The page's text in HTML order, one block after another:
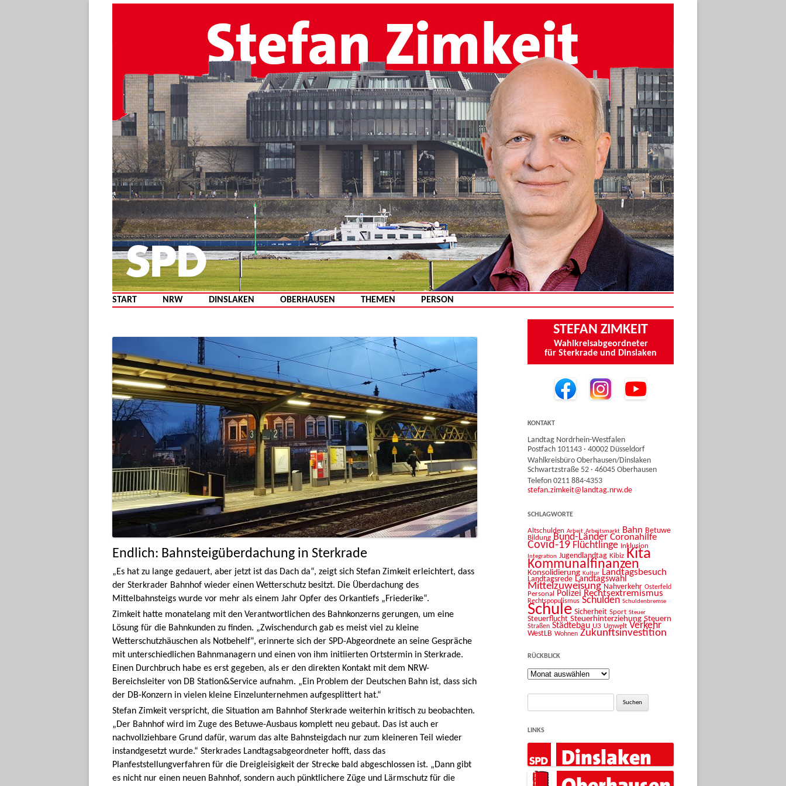
Zum Inhalt springen
START NRW DINSLAKEN OBERHAUSEN THEMEN PERSON
Endlich: Bahnsteigüberdachung in Sterkrade
„Es hat zu lange gedauert, aber jetzt ist das Dach da“, zeigt sich Stefan Zimkeit erleichtert, dass
der Sterkrader Bahnhof wieder einen Wetterschutz besitzt. Die Überdachung des
Mittelbahnsteigs wurde vor mehr als einem Jahr Opfer des Orkantiefs „Friederike“.
Zimkeit hatte monatelang mit den Verantwortlichen des Bahnkonzerns gerungen, um eine
Lösung für die Bahnkunden zu finden. „Zwischendurch gab es meist viel zu kleine
Wetterschutzhäuschen als Notbehelf“, erinnerte sich der SPD-Abgeordnete an seine Gespräche
mit unterschiedlichen Bahnmanagern und einen von ihm initiierten Ortstermin in Sterkrade.
Einen Durchbruch habe es erst gegeben, als er den direkten Kontakt mit dem NRW-
Bereichsleiter von DB Station&Service aufnahm. „Ein Problem der Deutschen Bahn ist, dass sich
der DB-Konzern in vielen kleine Einzelunternehmen aufgesplittert hat.“
Stefan Zimkeit verspricht, die Situation am Bahnhof Sterkrade weiterhin kritisch zu beobachten.
„Der Bahnhof wird im Zuge des Betuwe-Ausbaus komplett neu gebaut. Das ist auch er
nachvollziehbare Grund dafür, warum das alte Bahnsteigdach nur zum kleineren Teil wieder
instandgesetzt wurde.“ Sterkrades Landtagsabgeordneter hofft, dass das
Planfeststellungverfahren für die Dreigleisigkeit der Strecke bald abgeschlossen ist. „Dann gibt
es nicht nur einen neuen Bahnhof, sondern auch pünktlichere Züge und Lärmschutz für die
STEFAN ZIMKEIT
Wahlkreisabgeordneter
für Sterkrade und Dinslaken
KONTAKT
Landtag Nordrhein-Westfalen
Postfach 101143 · 40002 Düsseldorf
Wahlkreisbüro Oberhausen/Dinslaken
Schwartzstraße 52 · 46045 Oberhausen
Telefon 0211 884-4353
stefan.zimkeit@landtag.nrw.de
SCHLAGWORTE
Altschulden Arbeit Arbeitsmarkt Bahn Betuwe
Bildung Bund-Länder Coronahilfe
Covid-19 Flüchtlinge Inklusion
Integration Jugendlandtag Kibiz Kita
Kommunalfinanzen
Konsolidierung Kultur Landtagsbesuch
Landtagsrede Landtagswahl
Mittelzuweisung Nahverkehr Osterfeld
Personal Polizei Rechtsextremismus
Rechtspopulismus Schulden Schuldenbremse
Schule Sicherheit Sport Steuer
Steuerflucht Steuerhinterziehung Steuern
Straßen Städtebau U3 Umwelt Verkehr
WestLB Wohnen Zukunftsinvestition
RÜCKBLICK
Rückblick
Suche
LINKS